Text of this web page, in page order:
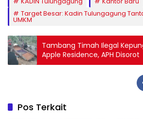
Target Besar: Kadin Tulungagung
UMKM
Tambang Timah Ilegal
Apple Residence, APH Disorot
Pos Terkait